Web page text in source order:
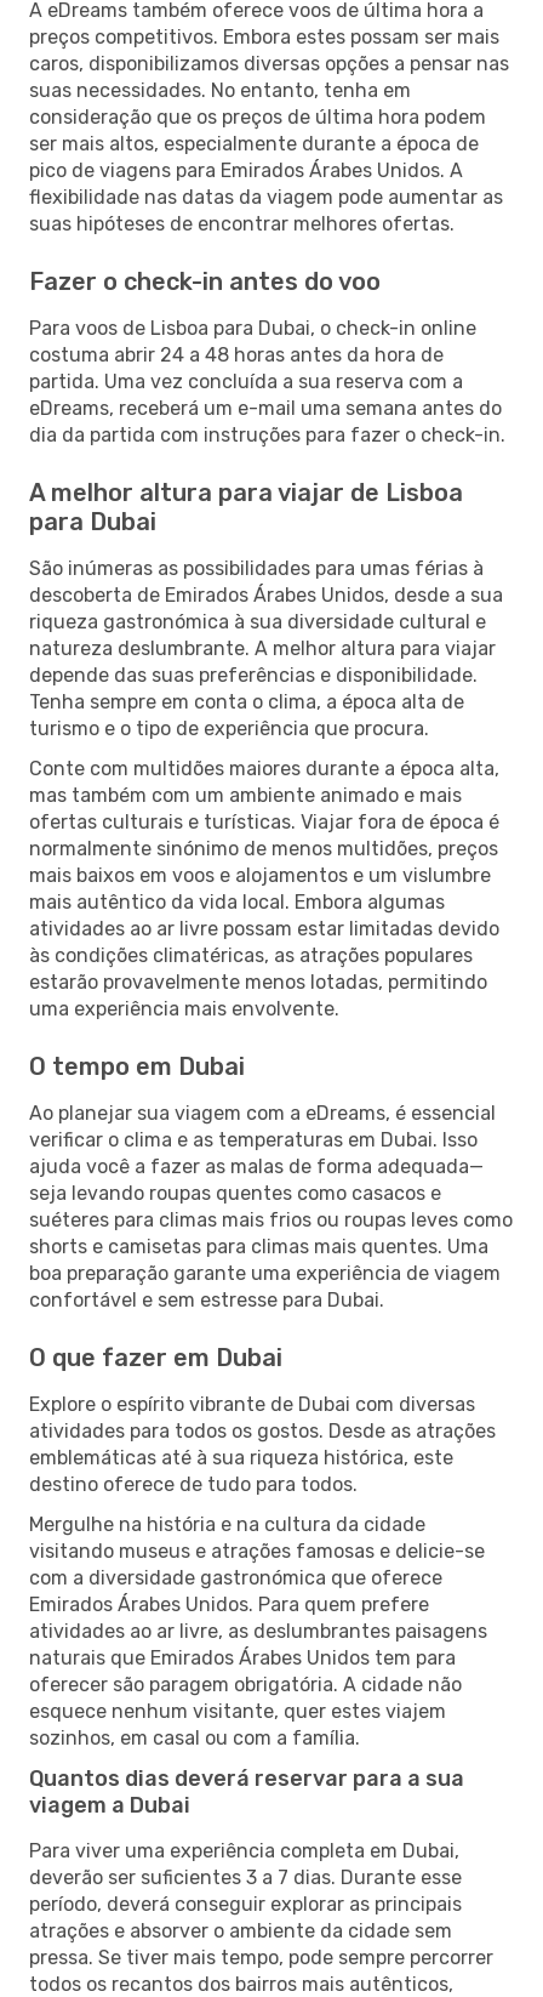
A eDreams também oferece voos de última hora a
preços competitivos. Embora estes possam ser mais
caros, disponibilizamos diversas opções a pensar nas
suas necessidades. No entanto, tenha em
consideração que os preços de última hora podem
ser mais altos, especialmente durante a época de
pico de viagens para Emirados Árabes Unidos. A
flexibilidade nas datas da viagem pode aumentar as
suas hipóteses de encontrar melhores ofertas.
Fazer o check-in antes do voo
Para voos de Lisboa para Dubai, o check-in online
costuma abrir 24 a 48 horas antes da hora de
partida. Uma vez concluída a sua reserva com a
eDreams, receberá um e-mail uma semana antes do
dia da partida com instruções para fazer o check-in.
A melhor altura para viajar de Lisboa
para Dubai
São inúmeras as possibilidades para umas férias à
descoberta de Emirados Árabes Unidos, desde a sua
riqueza gastronómica à sua diversidade cultural e
natureza deslumbrante. A melhor altura para viajar
depende das suas preferências e disponibilidade.
Tenha sempre em conta o clima, a época alta de
turismo e o tipo de experiência que procura.
Conte com multidões maiores durante a época alta,
mas também com um ambiente animado e mais
ofertas culturais e turísticas. Viajar fora de época é
normalmente sinónimo de menos multidões, preços
mais baixos em voos e alojamentos e um vislumbre
mais autêntico da vida local. Embora algumas
atividades ao ar livre possam estar limitadas devido
às condições climatéricas, as atrações populares
estarão provavelmente menos lotadas, permitindo
uma experiência mais envolvente.
O tempo em Dubai
Ao planejar sua viagem com a eDreams, é essencial
verificar o clima e as temperaturas em Dubai. Isso
ajuda você a fazer as malas de forma adequada—
seja levando roupas quentes como casacos e
suéteres para climas mais frios ou roupas leves como
shorts e camisetas para climas mais quentes. Uma
boa preparação garante uma experiência de viagem
confortável e sem estresse para Dubai.
O que fazer em Dubai
Explore o espírito vibrante de Dubai com diversas
atividades para todos os gostos. Desde as atrações
emblemáticas até à sua riqueza histórica, este
destino oferece de tudo para todos.
Mergulhe na história e na cultura da cidade
visitando museus e atrações famosas e delicie-se
com a diversidade gastronómica que oferece
Emirados Árabes Unidos. Para quem prefere
atividades ao ar livre, as deslumbrantes paisagens
naturais que Emirados Árabes Unidos tem para
oferecer são paragem obrigatória. A cidade não
esquece nenhum visitante, quer estes viajem
sozinhos, em casal ou com a família.
Quantos dias deverá reservar para a sua
viagem a Dubai
Para viver uma experiência completa em Dubai,
deverão ser suficientes 3 a 7 dias. Durante esse
período, deverá conseguir explorar as principais
atrações e absorver o ambiente da cidade sem
pressa. Se tiver mais tempo, pode sempre percorrer
todos os recantos dos bairros mais autênticos,